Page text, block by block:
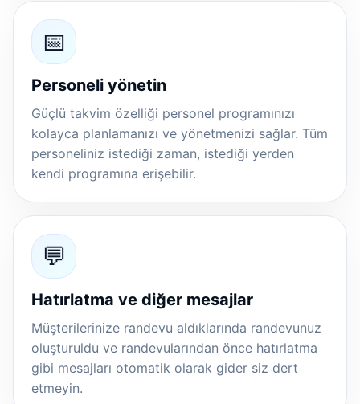
📅
Personeli yönetin
Güçlü takvim özelliği personel programınızı
kolayca planlamanızı ve yönetmenizi sağlar. Tüm
personeliniz istediği zaman, istediği yerden
kendi programına erişebilir.
💬
Hatırlatma ve diğer mesajlar
Müşterilerinize randevu aldıklarında randevunuz
oluşturuldu ve randevularından önce hatırlatma
gibi mesajları otomatik olarak gider siz dert
etmeyin.